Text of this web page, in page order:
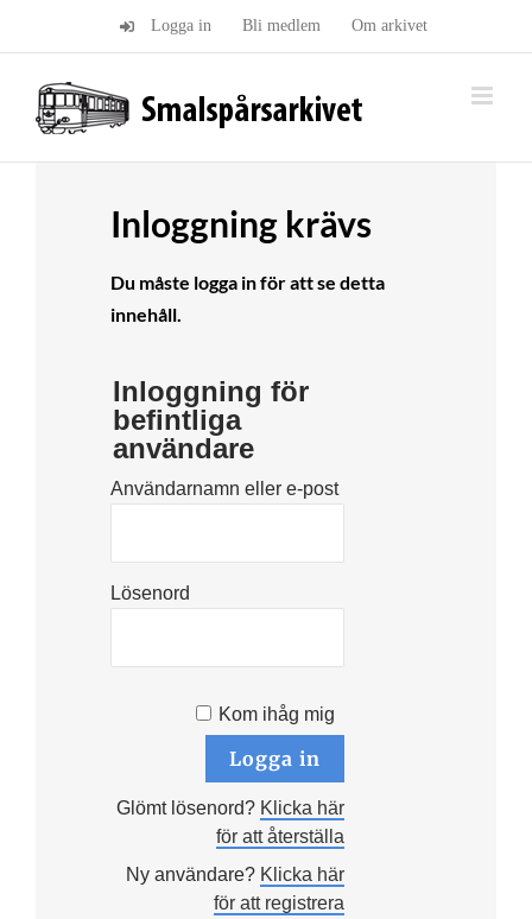
Logga in Bli medlem Om arkivet
Inloggning krävs
Du måste logga in för att se detta
innehåll.
Inloggning för
befintliga
användare
Användarnamn eller e-post
Lösenord
Kom ihåg mig
Glömt lösenord? Klicka här
för att återställa
Ny användare? Klicka här
för att registrera